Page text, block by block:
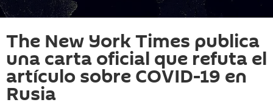
The New York Times publica
una carta oficial que refuta el
artículo sobre COVID-19 en
Rusia